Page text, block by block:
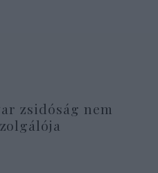
zsidóság nem